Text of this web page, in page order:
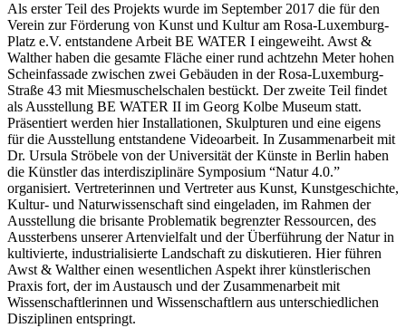
Als erster Teil des Projekts wurde im September 2017 die für den
Verein zur Förderung von Kunst und Kultur am Rosa-Luxemburg-
Platz e.V. entstandene Arbeit BE WATER I eingeweiht. Awst &
Walther haben die gesamte Fläche einer rund achtzehn Meter hohen
Scheinfassade zwischen zwei Gebäuden in der Rosa-Luxemburg-
Straße 43 mit Miesmuschelschalen bestückt. Der zweite Teil findet
als Ausstellung BE WATER II im Georg Kolbe Museum statt.
Präsentiert werden hier Installationen, Skulpturen und eine eigens
für die Ausstellung entstandene Videoarbeit. In Zusammenarbeit mit
Dr. Ursula Ströbele von der Universität der Künste in Berlin haben
die Künstler das interdisziplinäre Symposium “Natur 4.0.”
organisiert. Vertreterinnen und Vertreter aus Kunst, Kunstgeschichte,
Kultur- und Naturwissenschaft sind eingeladen, im Rahmen der
Ausstellung die brisante Problematik begrenzter Ressourcen, des
Aussterbens unserer Artenvielfalt und der Überführung der Natur in
kultivierte, industrialisierte Landschaft zu diskutieren. Hier führen
Awst & Walther einen wesentlichen Aspekt ihrer künstlerischen
Praxis fort, der im Austausch und der Zusammenarbeit mit
Wissenschaftlerinnen und Wissenschaftlern aus unterschiedlichen
Disziplinen entspringt.